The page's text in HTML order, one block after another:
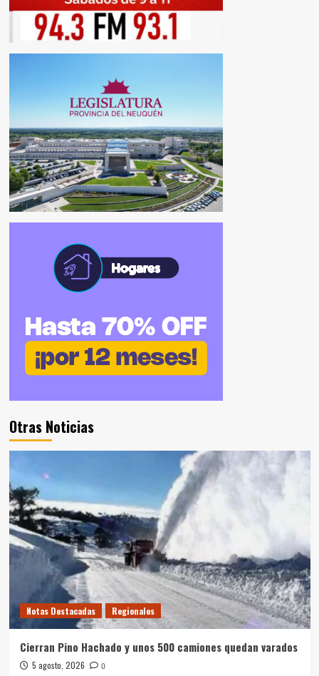
Otras Noticias
Notas Destacadas Regionales
Cierran Pino Hachado y unos 500 camiones quedan varados
5 agosto, 2026 0